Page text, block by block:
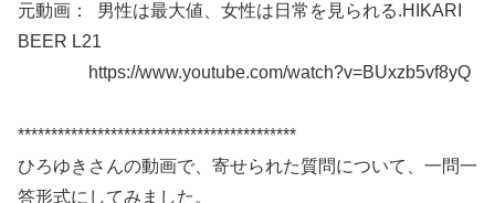
元動画： 男性は最大値、女性は日常を見られる.HIKARI
BEER L21
https://www.youtube.com/watch?v=BUxzb5vf8yQ
******************************************
ひろゆきさんの動画で、寄せられた質問について、一問一
答形式にしてみました。